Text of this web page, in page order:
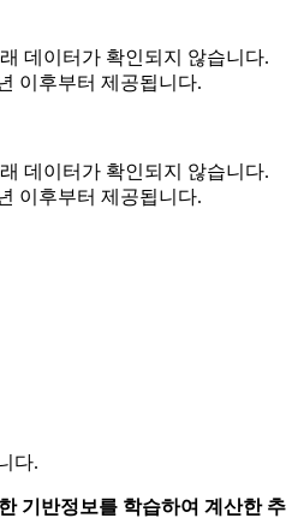
데이터가 확인되지 않습니다.
이후부터 제공됩니다.
데이터가 확인되지 않습니다.
이후부터 제공됩니다.
다.
기반정보를 학습하여 계산한 추